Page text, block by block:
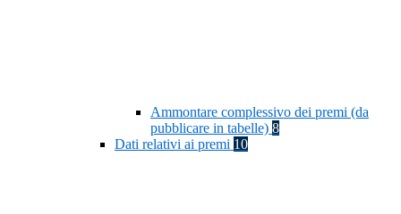
Ammontare complessivo dei premi (da
pubblicare in tabelle) 8
Dati relativi ai premi 10